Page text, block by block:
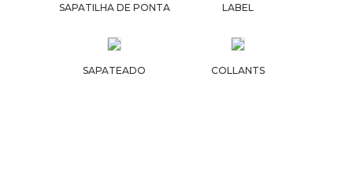
SAPATILHA DE PONTA LABEL
SAPATEADO COLLANTS